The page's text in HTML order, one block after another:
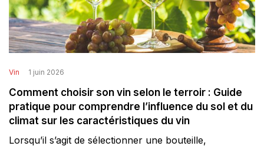
Vin 1 juin 2026
Comment choisir son vin selon le terroir : Guide
pratique pour comprendre l’influence du sol et du
climat sur les caractéristiques du vin
Lorsqu’il s’agit de sélectionner une bouteille,